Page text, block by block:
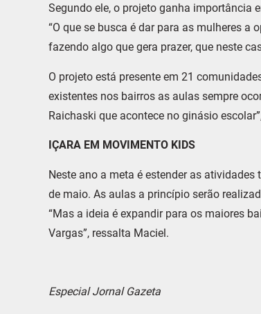
Segundo ele, o projeto ganha importância
“O que se busca é dar para as mulheres
fazendo algo que gera prazer, que neste
O projeto está presente em 21
existentes nos bairros as aulas sempre
Raichaski que acontece no ginásio
IÇARA EM MOVIMENTO KIDS
Neste ano a meta é estender as
de maio. As aulas a princípio serão
“Mas a ideia é expandir para os maiores
Vargas”, ressalta Maciel.
Especial Jornal Gazeta